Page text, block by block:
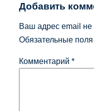
Добавить
Ваш адрес email не
Обязательные
Комментарий *